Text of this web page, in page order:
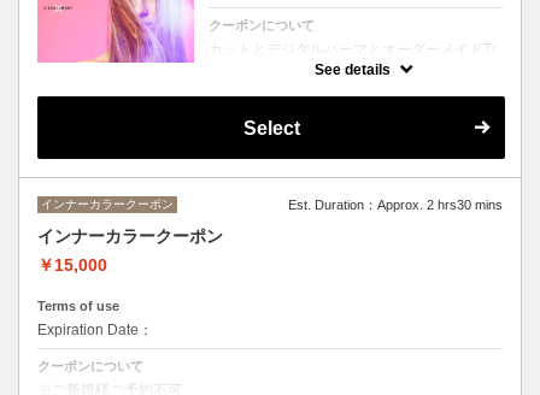
クーポンについて
カットとデジタルパーマとオーダーメイドTr
のセットメニュー。抜群の艶！ハリ、コシ！
鮮やかなハイトーンカラーも、極上美しい髪
See details
Select
インナーカラークーポン Est. Duration：Approx. 2 hrs30 mins
インナーカラークーポン
￥15,000
Terms of use
Expiration Date：
クーポンについて
※ご新規様ご予約不可